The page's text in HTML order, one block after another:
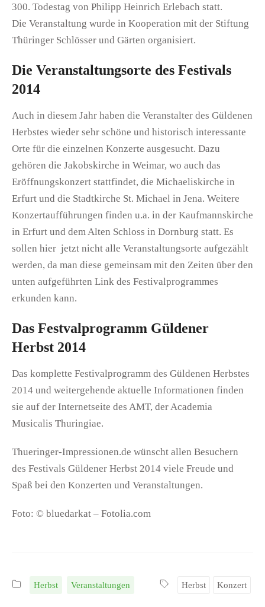
300. Todestag von Philipp Heinrich Erlebach statt.
Die Veranstaltung wurde in Kooperation mit der Stiftung
Thüringer Schlösser und Gärten organisiert.
Die Veranstaltungsorte des Festivals
2014
Auch in diesem Jahr haben die Veranstalter des Güldenen
Herbstes wieder sehr schöne und historisch interessante
Orte für die einzelnen Konzerte ausgesucht. Dazu
gehören die Jakobskirche in Weimar, wo auch das
Eröffnungskonzert stattfindet, die Michaeliskirche in
Erfurt und die Stadtkirche St. Michael in Jena. Weitere
Konzertaufführungen finden u.a. in der Kaufmannskirche
in Erfurt und dem Alten Schloss in Dornburg statt. Es
sollen hier jetzt nicht alle Veranstaltungsorte aufgezählt
werden, da man diese gemeinsam mit den Zeiten über den
unten aufgeführten Link des Festivalprogrammes
erkunden kann.
Das Festvalprogramm Güldener
Herbst 2014
Das komplette Festivalprogramm des Güldenen Herbstes
2014 und weitergehende aktuelle Informationen finden
sie auf der Internetseite des AMT, der Academia
Musicalis Thuringiae.
Thueringer-Impressionen.de wünscht allen Besuchern
des Festivals Güldener Herbst 2014 viele Freude und
Spaß bei den Konzerten und Veranstaltungen.
Foto: © bluedarkat – Fotolia.com
Herbst Veranstaltungen Herbst Konzert